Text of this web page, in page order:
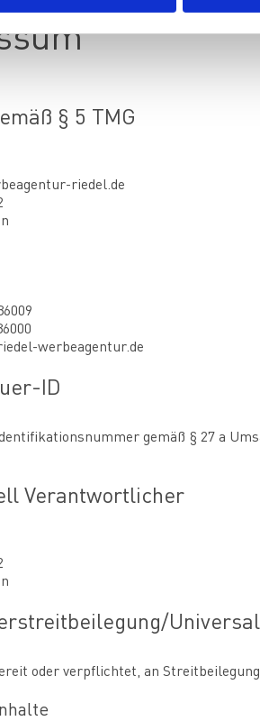
§ 5 TMG
riedel.de
werbeagentur.de
ID
gemäß § 27 a
Verantwortlicher
oder verpflichtet, an